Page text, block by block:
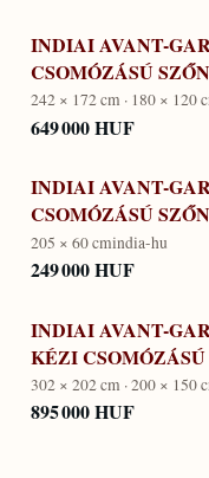
INDIAI AVANT-
CSOMÓZÁSÚ
242 × 172 cm · 180 × 120
649 000 HUF
INDIAI AVANT-
CSOMÓZÁSÚ
205 × 60 cmindia-hu
249 000 HUF
INDIAI AVANT-
KÉZI
302 × 202 cm · 200 × 150
895 000 HUF